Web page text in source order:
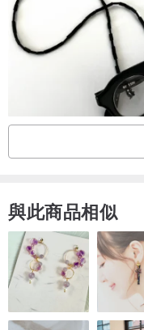
你呼吸的每一口都是乾淨
🌬️口罩使用柔軟的親膚材
部，佩戴體驗更加舒適安
此款口罩的寬耳帶具有彈
時間佩戴工作或短暫的外
😍此外，此產品通過CNS
請注意，海外地區每筆訂
員進行諮詢。
無論你是在繁忙的都市生
立體口罩都是你必備的防
💖讓我們一起重視健康，
吸更自在！🌈
與此商品相似